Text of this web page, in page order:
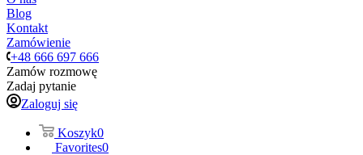
Blog
Kontakt
Zamówienie
+48 666 697 666
Zamów rozmowę
Zadaj pytanie
Zaloguj się
Koszyk0
Favorites0